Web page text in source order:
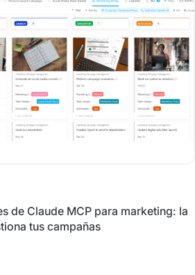
de Claude MCP para marketing: la
tus campañas